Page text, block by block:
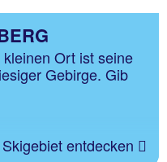
Ort ist seine
Gebirge. Gib
entdecken